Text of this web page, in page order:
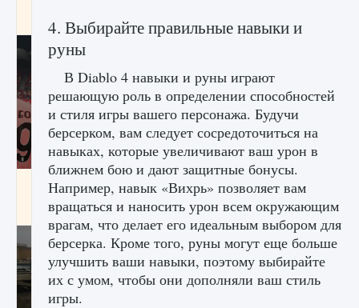
Входят ли «Милан» и «Интер» в EA FC 25
9 августа 2024 2 064 0 1
4. Выбирайте правильные навыки и
руны
В Diablo 4 навыки и руны играют
решающую роль в определении способностей
и стиля игры вашего персонажа. Будучи
берсерком, вам следует сосредоточиться на
навыках, которые увеличивают ваш урон в
ближнем бою и дают защитные бонусы.
Например, навык «Вихрь» позволяет вам
вращаться и наносить урон всем окружающим
врагам, что делает его идеальным выбором для
берсерка. Кроме того, руны могут еще больше
улучшить ваши навыки, поэтому выбирайте
их с умом, чтобы они дополняли ваш стиль
игры.